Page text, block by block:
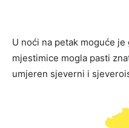
U noći na petak moguće
mjestimice mogla pasti
umjeren sjeverni i